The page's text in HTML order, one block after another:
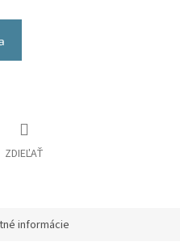
ZDIEĽAŤ
informácie